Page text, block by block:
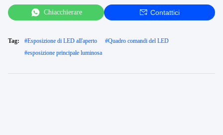
Chiacchierare Contattici
Tag: #Esposizione di LED all'aperto #Quadro comandi del LED
#esposizione principale luminosa